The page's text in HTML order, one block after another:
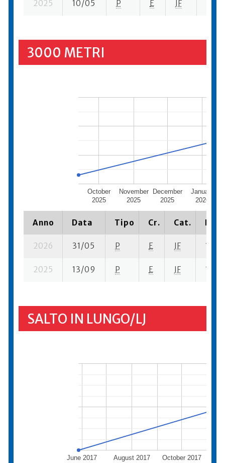
2025 10/05 P E JF
3000 METRI
October
2025
November
2025
December
2025
January
2026
Anno Data Tipo Cr. Cat.
2026 31/05 P E JF 1 su-
2025 13/09 P E JF 12
SALTO IN LUNGO/LJ
June 2017 August 2017 October 2017